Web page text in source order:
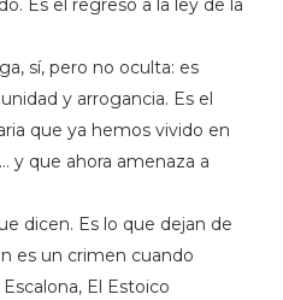
Es el regreso a la ley de la
sí, pero no oculta: es
y arrogancia. Es el
que ya hemos vivido en
y que ahora amenaza a
dicen. Es lo que dejan de
es un crimen cuando
El Estoico